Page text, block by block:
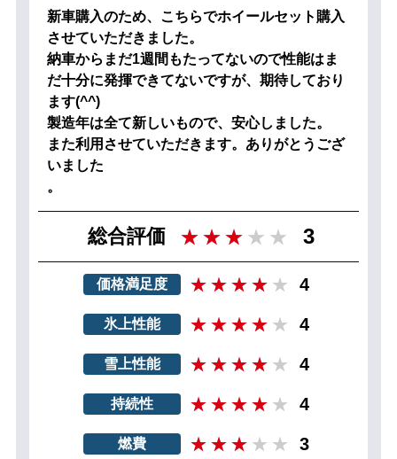
新車購入のため、こちらでホイールセット購入
させていただきました。
納車からまだ1週間もたってないので性能はま
だ十分に発揮できてないですが、期待しており
ます(^^)
製造年は全て新しいもので、安心しました。
また利用させていただきます。ありがとうござ
いました
。
総合評価 3
価格満足度 4
氷上性能 4
雪上性能 4
持続性 4
燃費 3